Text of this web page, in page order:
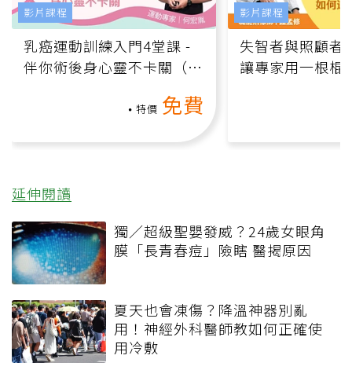
乳癌運動訓練入門4堂課 -
伴你術後身心靈不卡關（線
特價 免費
影片課程
失智者與照顧者
讓專家用一根棍
影片課程
延伸閱讀
獨／超級聖嬰發威？24歲女眼角
膜「長青春痘」險瞎 醫揭原因
夏天也會凍傷？降溫神器別亂
用！神經外科醫師教如何正確使
用冷敷